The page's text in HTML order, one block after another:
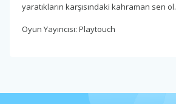
yaratıkların karşısındaki kahraman sen ol.
Oyun Yayıncısı: Playtouch